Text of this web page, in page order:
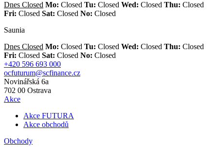
Dnes Closed Mo: Closed Tu: Closed Wed: Closed Thu: Closed
Fri: Closed Sat: Closed No: Closed
Saunia
Dnes Closed Mo: Closed Tu: Closed Wed: Closed Thu: Closed
Fri: Closed Sat: Closed No: Closed
+420 596 693 000
ocfuturum@scfinance.cz
Novinářská 6a
702 00 Ostrava
Akce
Akce FUTURA
Akce obchodů
Obchody